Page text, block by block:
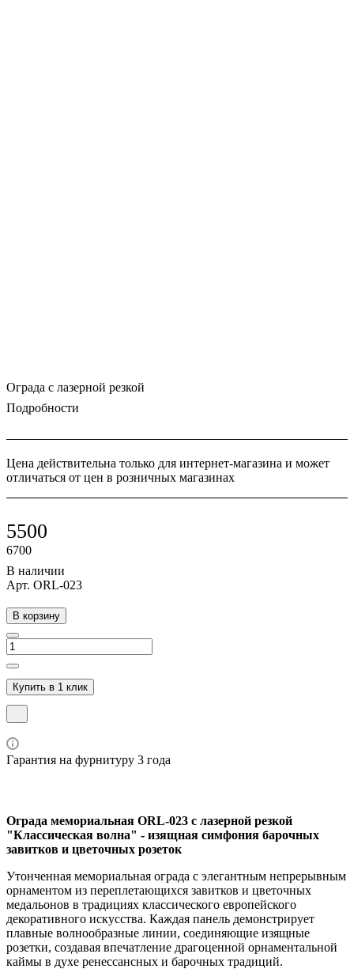
Ограда с лазерной резкой
Подробности
Цена действительна только для интернет-магазина и может
отличаться от цен в розничных магазинах
5500
6700
В наличии
Арт. ORL-023
В корзину
Купить в 1 клик
Гарантия на фурнитуру 3 года
Ограда мемориальная ORL-023 с лазерной резкой
"Классическая волна" - изящная симфония барочных
завитков и цветочных розеток
Утонченная мемориальная ограда с элегантным непрерывным
орнаментом из переплетающихся завитков и цветочных
медальонов в традициях классического европейского
декоративного искусства. Каждая панель демонстрирует
плавные волнообразные линии, соединяющие изящные
розетки, создавая впечатление драгоценной орнаментальной
каймы в духе ренессансных и барочных традиций.